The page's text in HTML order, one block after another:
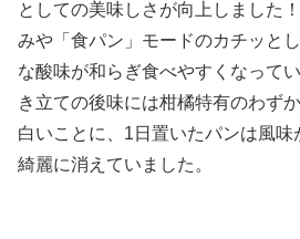
としての美味しさが向上しました
みや「食パン」モードのカチッと
な酸味が和らぎ食べやすくなって
き立ての後味には柑橘特有のわず
白いことに、1日置いたパンは風味
綺麗に消えていました。